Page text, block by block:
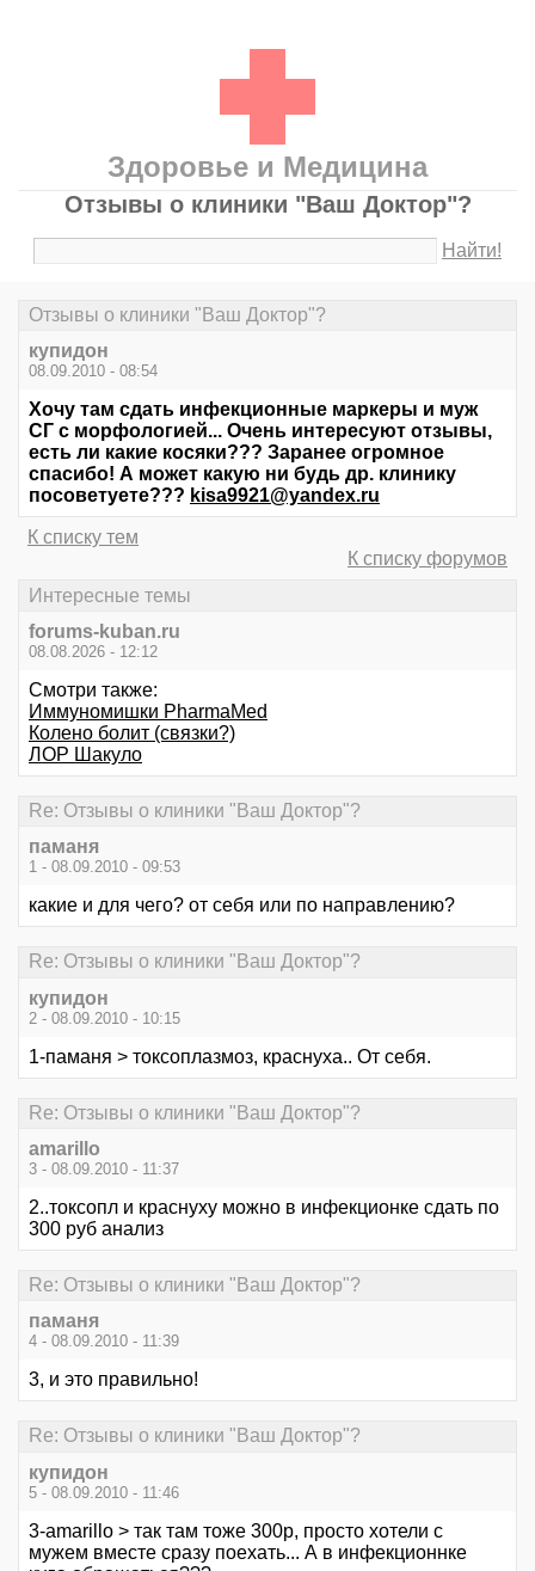
Здоровье и Медицина
Отзывы о клиники "Ваш Доктор"?
Найти!
Отзывы о клиники "Ваш Доктор"?
купидон
08.09.2010 - 08:54
Хочу там сдать инфекционные маркеры и муж
СГ с морфологией... Очень интересуют отзывы,
есть ли какие косяки??? Заранее огромное
спасибо! А может какую ни будь др. клинику
посоветуете??? kisa9921@yandex.ru
К списку тем
К списку форумов
Интересные темы
forums-kuban.ru
08.08.2026 - 12:12
Смотри также:
Иммуномишки PharmaMed
Колено болит (связки?)
ЛОР Шакуло
Re: Отзывы о клиники "Ваш Доктор"?
паманя
1 - 08.09.2010 - 09:53
какие и для чего? от себя или по направлению?
Re: Отзывы о клиники "Ваш Доктор"?
купидон
2 - 08.09.2010 - 10:15
1-паманя > токсоплазмоз, краснуха.. От себя.
Re: Отзывы о клиники "Ваш Доктор"?
amarillo
3 - 08.09.2010 - 11:37
2..токсопл и краснуху можно в инфекционке сдать по
300 руб анализ
Re: Отзывы о клиники "Ваш Доктор"?
паманя
4 - 08.09.2010 - 11:39
3, и это правильно!
Re: Отзывы о клиники "Ваш Доктор"?
купидон
5 - 08.09.2010 - 11:46
3-amarillo > так там тоже 300р, просто хотели с
мужем вместе сразу поехать... А в инфекционнке